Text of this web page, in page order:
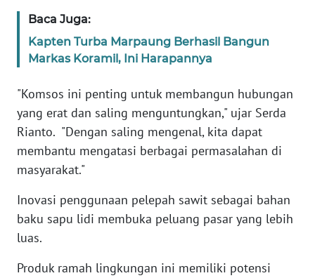
Baca Juga:
Kapten Turba Marpaung Berhasil Bangun
Markas Koramil, Ini Harapannya
"Komsos ini penting untuk membangun hubungan
yang erat dan saling menguntungkan," ujar Serda
Rianto. "Dengan saling mengenal, kita dapat
membantu mengatasi berbagai permasalahan di
masyarakat."
Inovasi penggunaan pelepah sawit sebagai bahan
baku sapu lidi membuka peluang pasar yang lebih
luas.
Produk ramah lingkungan ini memiliki potensi
NTB
SULTENG
WN
SULBAR
BABEL
WN